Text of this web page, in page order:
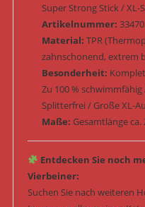
Super Strong Stick / XL-
Artikelnummer: 33470
Material: TPR
zahnschonend, extrem
Besonderheit:
Zu 100 %
Splitterfrei / Große XL-
Maße: Gesamtlänge ca.
Entdecken Sie noch
Vierbeiner:
Suchen Sie nach weiteren